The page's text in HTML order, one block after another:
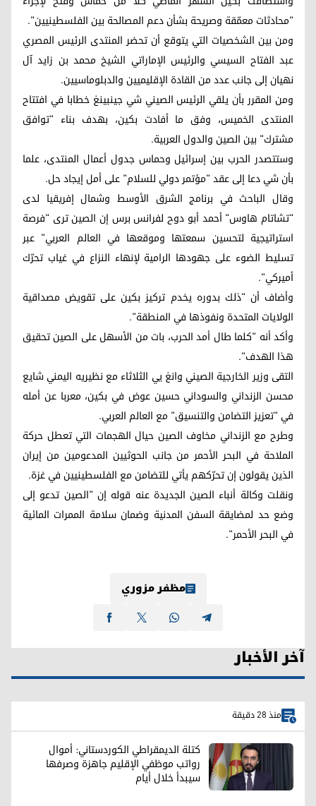
"محادثات معمّقة وصريحة بشأن دعم المصالحة بين الفلسطينيين".
ومن بين الشخصيات التي يتوقع أن تحضر المنتدى الرئيس المصري
عبد الفتاح السيسي والرئيس الإماراتي الشيخ محمد بن زايد آل
نهيان إلى جانب عدد من القادة الإقليميين والدبلوماسيين.
ومن المقرر بأن يلقي الرئيس الصيني شي جينبينغ خطابا في افتتاح
المنتدى الخميس، وفق ما أفادت بكين، بهدف بناء "توافق
مشترك" بين الصين والدول العربية.
وستتصدر الحرب بين إسرائيل وحماس جدول أعمال المنتدى، علما
بأن شي دعا إلى عقد "مؤتمر دولي للسلام" على أمل إيجاد حل.
وقال الباحث في برنامج الشرق الأوسط وشمال إفريقيا لدى
"تشاتام هاوس" أحمد أبو دوح لفرانس برس إن الصين ترى "فرصة
استراتيجية لتحسين سمعتها وموقعها في العالم العربي" عبر
تسليط الضوء على جهودها الرامية لإنهاء النزاع في غياب تحرّك
أميركي".
وأضاف أن "ذلك بدوره يخدم تركيز بكين على تقويض مصداقية
الولايات المتحدة ونفوذها في المنطقة".
وأكد أنه "كلما طال أمد الحرب، بات من الأسهل على الصين تحقيق
هذا الهدف".
التقى وزير الخارجية الصيني وانغ يي الثلاثاء مع نظيريه اليمني شايع
محسن الزنداني والسوداني حسين عوض في بكين، معربا عن أمله
في "تعزيز التضامن والتنسيق" مع العالم العربي.
وطرح مع الزنداني مخاوف الصين حيال الهجمات التي تعطل حركة
الملاحة في البحر الأحمر من جانب الحوثيين المدعومين من إيران
الذين يقولون إن تحرّكهم يأتي للتضامن مع الفلسطينيين في غزة.
ونقلت وكالة أنباء الصين الجديدة عنه قوله إن "الصين تدعو إلى
وضع حد لمضايقة السفن المدنية وضمان سلامة الممرات المائية
في البحر الأحمر".
مظفر مزوري
آخر الأخبار
منذ 28 دقيقة
كتلة الديمقراطي الكوردستاني: أموال
رواتب موظفي الإقليم جاهزة وصرفها
سيبدأ خلال أيام